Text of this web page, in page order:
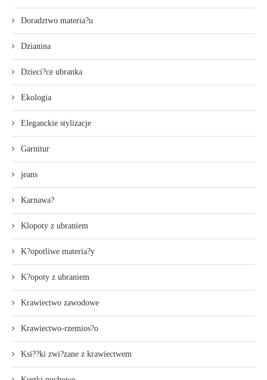
Doradztwo materia?u
Dzianina
Dzieci?ce ubranka
Ekologia
Eleganckie stylizacje
Garnitur
jeans
Karnawa?
Klopoty z ubraniem
K?opotliwe materia?y
K?opoty z ubraniem
Krawiectwo zawodowe
Krawiectwo-rzemios?o
Ksi??ki zwi?zane z krawiectwem